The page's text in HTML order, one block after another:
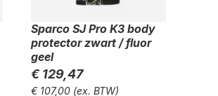
Sparco SJ Pro K3 body
protector zwart / fluor
geel
€ 129,47
€ 107,00 (ex. BTW)